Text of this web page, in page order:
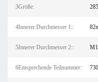
3Größe:
4Innerer Durchmesser 1::
5Innerer Durchmesser 2::
6Entsprechende Teilnummer: